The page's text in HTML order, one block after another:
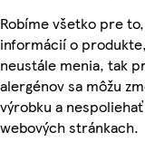
Robíme všetko pre
informácií o
neustále menia, tak
alergénov sa môžu
výrobku a
webových stránkach.